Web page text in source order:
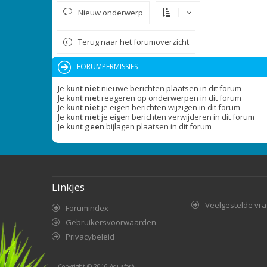
Nieuw onderwerp
Terug naar het forumoverzicht
FORUMPERMISSIES
Je kunt nietnieuwe berichten plaatsen in dit forum
Je kunt nietreageren op onderwerpen in dit forum
Je kunt nietje eigen berichten wijzigen in dit forum
Je kunt nietje eigen berichten verwijderen in dit forum
Je kunt geen bijlagen plaatsen in dit forum
Linkjes
Forumindex
Gebruikersvoorwaarden
Privacybeleid
Veelgestelde